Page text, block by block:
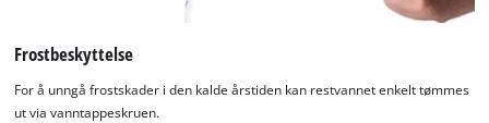
Frostbeskyttelse
For å unngå frostskader i den kalde årstiden kan restvannet enkelt tømmes
ut via vanntappeskruen.